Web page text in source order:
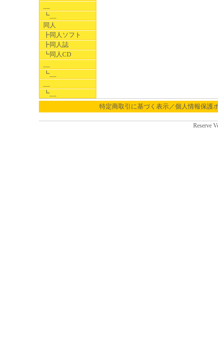
┗__
同人
┣同人ソフト
┣同人誌
┗同人CD
┗__
┗__
特定商取引に基づく表示／個人情報保護
Reserve